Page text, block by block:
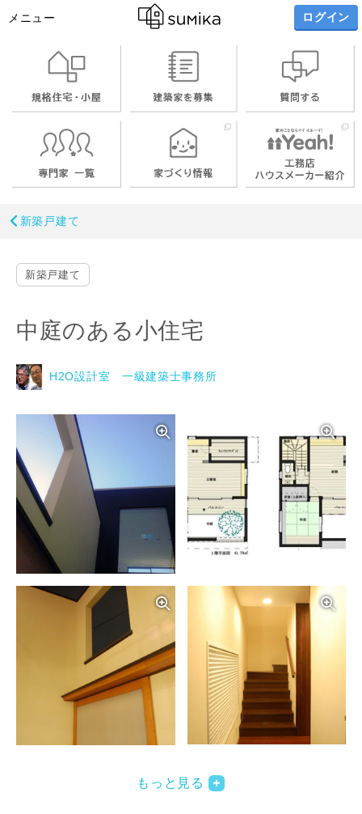
メニュー ログイン
新築戸建て
新築戸建て
中庭のある小住宅
H2O設計室 一級建築士事務所
写真を拡大する
もっと見る